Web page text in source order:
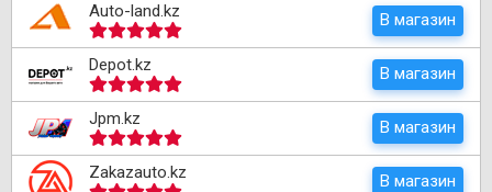
Auto-land.kz В магазин
Depot.kz В магазин
Jpm.kz В магазин
Zakazauto.kz В магазин